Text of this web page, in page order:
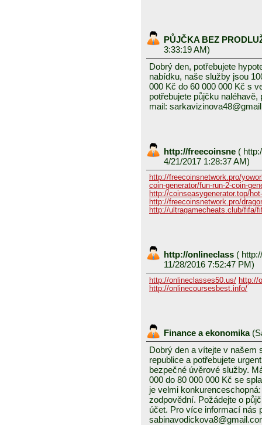
PŮJČKA BEZ
3:33:19 AM)
Dobrý den, potřebujete
nabídku, naše služby jsou
000 Kč do 60 000 000 Kč s
potřebujete půjčku
mail:
http://freecoinsne (
4/21/2017 1:28:37 AM)
http://freecoinsnetwork.pro/
coin-generator/fun-run-2-coin-
http://coinseasygenerator.top/
http://freecoinsnetwork.pro/
http://ultragamecheats.club/fifa/
http://onlineclass (
11/28/2016 7:52:47 PM)
http://onlineclasses50.us/ http://
http://onlinecoursesbest.info/
Finance a ekonomika (
Dobrý den a vítejte v našem
republice a potřebujete
bezpečné úvěrové služby.
000 do 80 000 000 Kč se
je velmi
zodpovědní. Požádejte o
účet. Pro více informací nás